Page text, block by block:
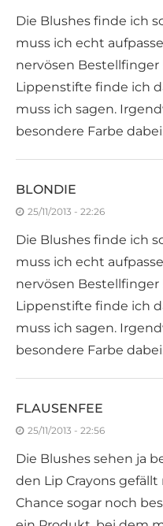
Die Blushes finde ich
muss ich echt
nervösen
Lippenstifte finde ich
muss ich sagen.
besondere Farbe
BLONDIE
25/11/2013 - 22:26
Die Blushes finde ich
muss ich echt
nervösen
Lippenstifte finde ich
muss ich sagen.
besondere Farbe
FLAUSENFEE
25/11/2013 - 22:56
Die Blushes sehen ja
den Lip Crayons
Chance sogar noch